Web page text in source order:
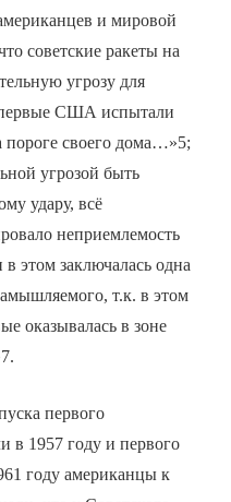
и мировой
советские ракеты на
угрозу для
США испытали
пороге своего дома…»5;
угрозой быть
удару, всё
неприемлемость
этом заключалась одна
т.к. в этом
оказывалась в зоне
первого
в 1957 году и первого
году американцы к